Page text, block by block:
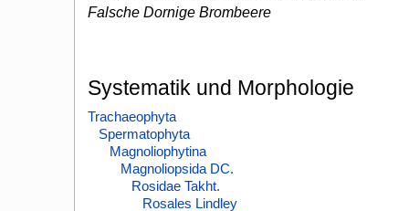
Falsche Dornige Brombeere
Systematik und Morphologie
Trachaeophyta
Spermatophyta
Magnoliophytina
Magnoliopsida DC.
Rosidae Takht.
Rosales Lindley